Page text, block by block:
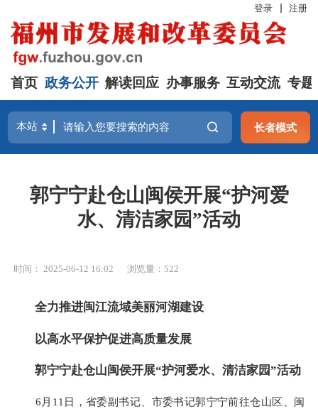
登录 注册
首页 政务公开 解读回应 办事服务 互动交流 专题
长者模式
郭宁宁赴仓山闽侯开展“护河爱
水、清洁家园”活动
时间： 2025-06-12 16:02 浏览量：522
全力推进闽江流域美丽河湖建设
以高水平保护促进高质量发展
郭宁宁赴仓山闽侯开展“护河爱水、清洁家园”活动
6月11日，省委副书记、市委书记郭宁宁前往仓山区、闽